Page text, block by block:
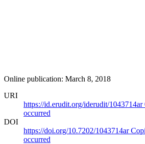
Online publication: March 8, 2018
URI
https://id.erudit.org/iderudit/1043714ar
occurred
DOI
https://doi.org/10.7202/1043714ar
occurred